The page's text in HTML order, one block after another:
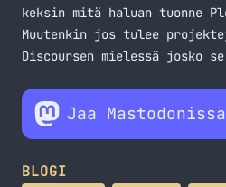
keksin mitä haluan tuonne
Muutenkin jos tulee
Discoursen mielessä josko
Jaa Mastodonissa
BLOGI